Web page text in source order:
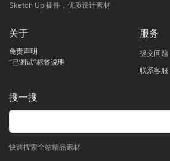
Sketch Up 插件，优质设计素材
关于
免责声明
“已测试”标签说明
服务
提交问题
联系客服
搜一搜
快速搜索全站精品素材